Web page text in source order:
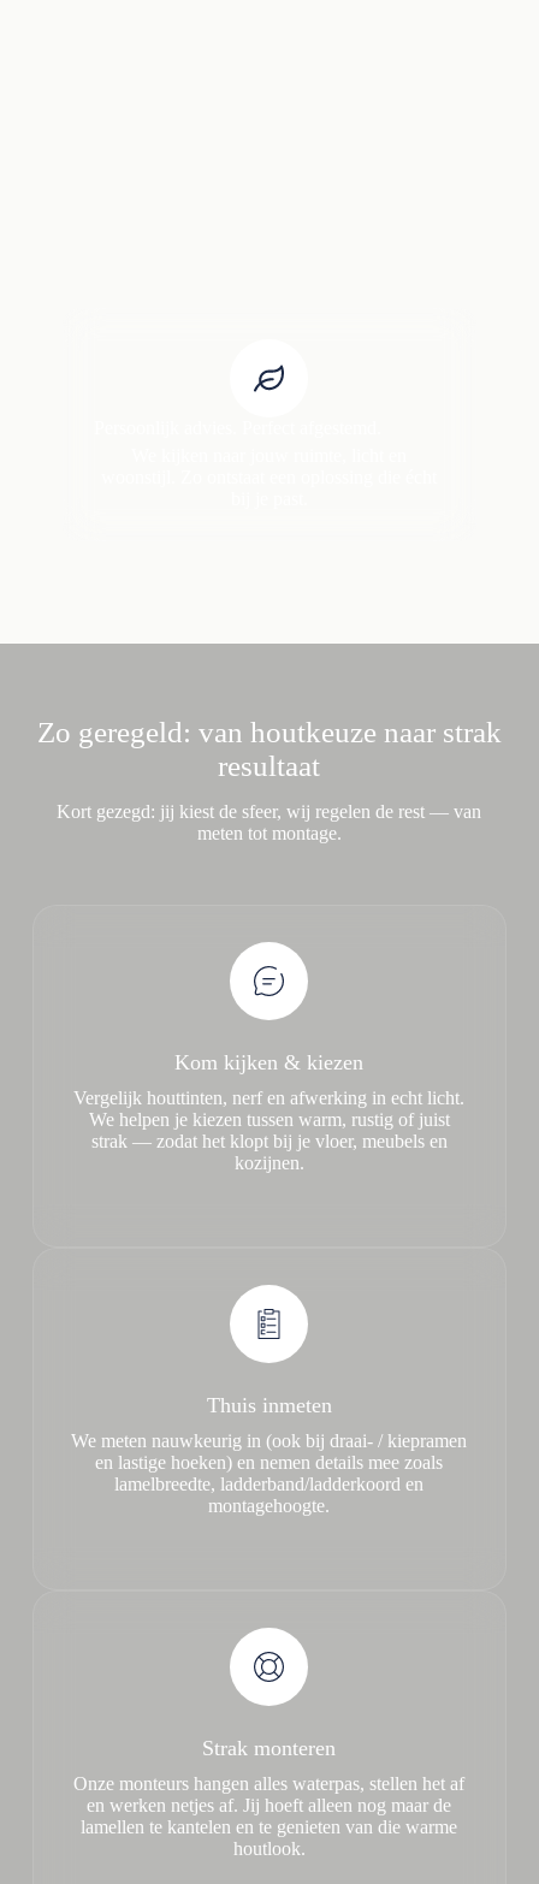
Zo geregeld: van houtkeuze naar strak
resultaat
Kort gezegd: jij kiest de sfeer, wij regelen de rest — van
meten tot montage.
Kom kijken & kiezen
Vergelijk houttinten, nerf en afwerking in echt licht.
We helpen je kiezen tussen warm, rustig of juist
strak — zodat het klopt bij je vloer, meubels en
kozijnen.
Thuis inmeten
We meten nauwkeurig in (ook bij draai- / kiepramen
en lastige hoeken) en nemen details mee zoals
lamelbreedte, ladderband/ladderkoord en
montagehoogte.
Strak monteren
Onze monteurs hangen alles waterpas, stellen het af
en werken netjes af. Jij hoeft alleen nog maar de
lamellen te kantelen en te genieten van die warme
houtlook.